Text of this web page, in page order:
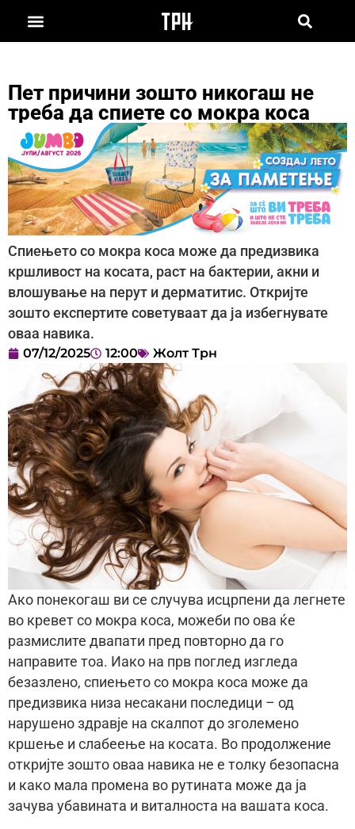
Пет причини зошто никогаш не
треба да спиете со мокра коса
Спиењето со мокра коса може да предизвика
кршливост на косата, раст на бактерии, акни и
влошување на перут и дерматитис. Откријте
зошто експертите советуваат да ја избегнувате
оваа навика.
07/12/2025 12:00 Жолт Трн
Ако понекогаш ви се случува исцрпени да легнете
во кревет со мокра коса, можеби по ова ќе
размислите двапати пред повторно да го
направите тоа. Иако на прв поглед изгледа
безазлено, спиењето со мокра коса може да
предизвика низа несакани последици – од
нарушено здравје на скалпот до зголемено
кршење и слабеење на косата. Во продолжение
откријте зошто оваа навика не е толку безопасна
и како мала промена во рутината може да ја
зачува убавината и виталноста на вашата коса.